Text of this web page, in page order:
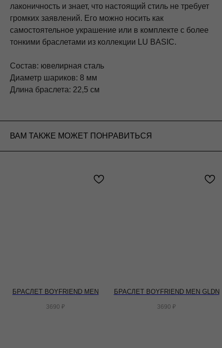
лаконичность и знает, что настоящий стиль не требует
громких заявлений. Его можно носить как
самостоятельное украшение или в комплекте с более
тонкими браслетами из коллекции LU BASIC.
Состав: ювелирная сталь
Диаметр шариков: 8 мм
Длина браслета: 22,5 см
ВАМ ТАКЖЕ МОЖЕТ ПОНРАВИТЬСЯ
БРАСЛЕТ BOYFRIEND MEN
3690 ₽
БРАСЛЕТ BOYFRIEND MEN GLDN
3690 ₽